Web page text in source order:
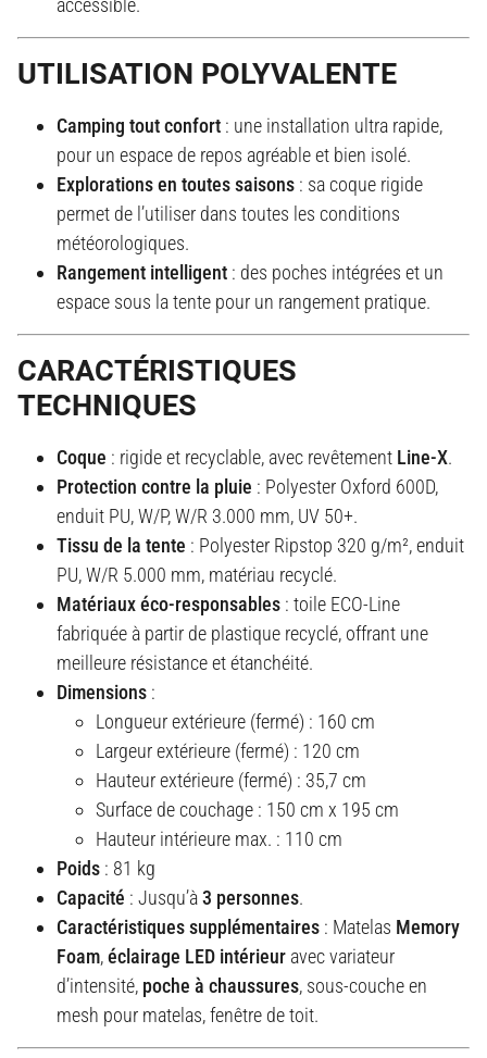
accessible.
UTILISATION POLYVALENTE
Camping tout confort : une installation ultra rapide,
pour un espace de repos agréable et bien isolé.
Explorations en toutes saisons : sa coque rigide
permet de l’utiliser dans toutes les conditions
météorologiques.
Rangement intelligent : des poches intégrées et un
espace sous la tente pour un rangement pratique.
CARACTÉRISTIQUES
TECHNIQUES
Coque : rigide et recyclable, avec revêtement Line-X.
Protection contre la pluie : Polyester Oxford 600D,
enduit PU, W/P, W/R 3.000 mm, UV 50+.
Tissu de la tente : Polyester Ripstop 320 g/m², enduit
PU, W/R 5.000 mm, matériau recyclé.
Matériaux éco-responsables : toile ECO-Line
fabriquée à partir de plastique recyclé, offrant une
meilleure résistance et étanchéité.
Dimensions :
Longueur extérieure (fermé) : 160 cm
Largeur extérieure (fermé) : 120 cm
Hauteur extérieure (fermé) : 35,7 cm
Surface de couchage : 150 cm x 195 cm
Hauteur intérieure max. : 110 cm
Poids : 81 kg
Capacité : Jusqu’à3 personnes.
Caractéristiques supplémentaires : Matelas Memory
Foam,éclairage LED intérieur avec variateur
d’intensité, poche à chaussures, sous-couche en
mesh pour matelas, fenêtre de toit.